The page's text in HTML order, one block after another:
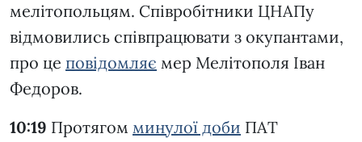
мелітопольцям. Співробітники ЦНАПу
відмовились співпрацювати з окупантами,
про це повідомляє мер Мелітополя Іван
Федоров.
10:19 Протягом минулої доби ПАТ